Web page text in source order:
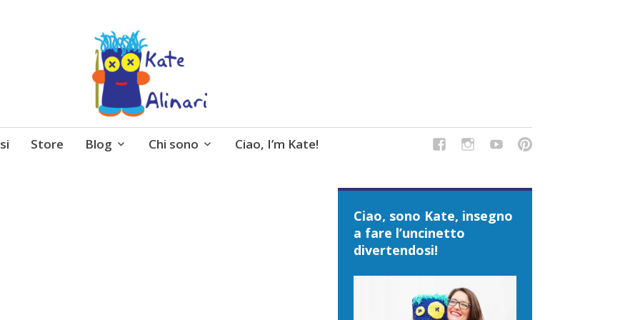
schemi gratuiti, amigurumi, I Balocchi del Tipo Strano, traduzioni e tanto divertimento!
Store Blog Chi sono Ciao, I’m Kate!
Ciao, sono Kate, insegno
a fare l’uncinetto
divertendosi!